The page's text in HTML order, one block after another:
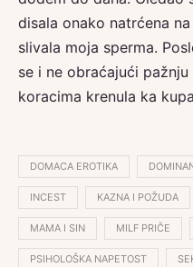
disala onako natrćena
slivala moja sperma.
se i ne obraćajući pažnju
koracima krenula ka
DOMACA EROTIKA
INCEST KAZNA I POŽUDA
MAMA I SIN MILF PRIČE
PSIHOLOŠKA NAPETOST